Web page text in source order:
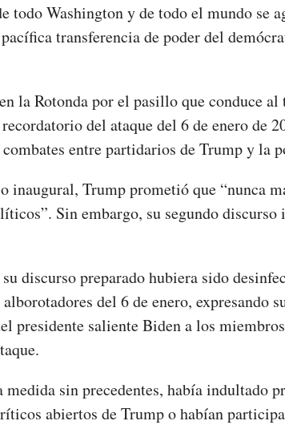
todo Washington y de todo el mundo se
transferencia de poder del
la Rotonda por el pasillo que conduce
del ataque del 6 de enero de
combates entre partidarios de Trump y la
inaugural, Trump prometió que “nunca
Sin embargo, su segundo
discurso preparado hubiera sido
del 6 de enero, expresando
presidente saliente Biden a los
medida sin precedentes, había indultado
abiertos de Trump o habían